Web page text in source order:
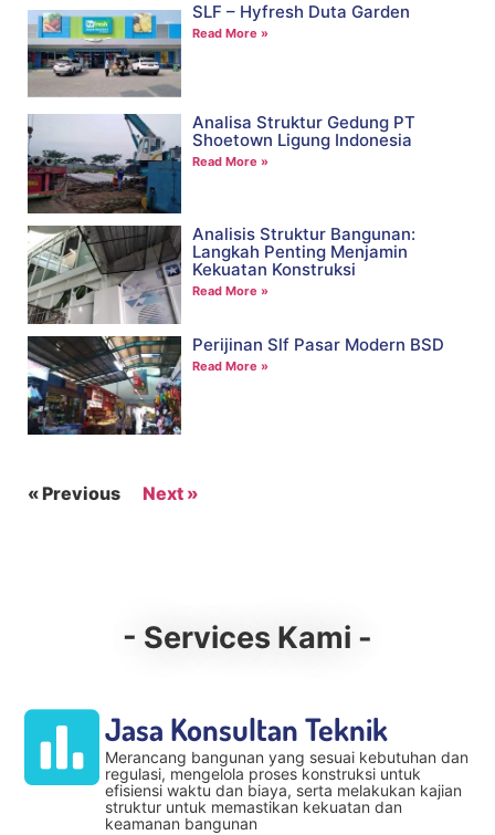
SLF – Hyfresh Duta Garden
Read More »
Analisa Struktur Gedung PT
Shoetown Ligung Indonesia
Read More »
Analisis Struktur Bangunan:
Langkah Penting Menjamin
Kekuatan Konstruksi
Read More »
Perijinan Slf Pasar Modern BSD
Read More »
« Previous Next »
- Services Kami -
Jasa Konsultan Teknik
Merancang bangunan yang sesuai kebutuhan dan
regulasi, mengelola proses konstruksi untuk
efisiensi waktu dan biaya, serta melakukan kajian
struktur untuk memastikan kekuatan dan
keamanan bangunan